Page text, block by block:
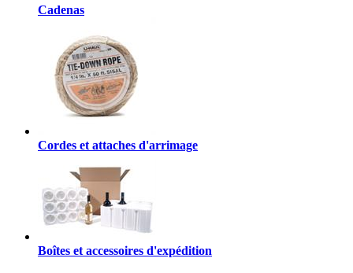
Cadenas
Cordes et attaches d'arrimage
Boîtes et accessoires d'expédition